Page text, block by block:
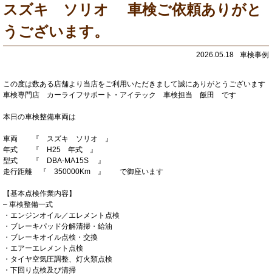
スズキ ソリオ 車検ご依頼ありがと
うございます。
2026.05.18 車検事例
この度は数ある店舗より当店をご利用いただきまして誠にありがとうございます
車検専門店 カーライフサポート・アイテック 車検担当 飯田 です
本日の車検整備車両は
車両 『 スズキ ソリオ 』
年式 『 H25 年式 』
型式 『 DBA-MA15S 』
走行距離 『 350000Km 』 で御座います
【基本点検作業内容】
– 車検整備一式
・エンジンオイル／エレメント点検
・ブレーキパッド分解清掃・給油
・ブレーキオイル点検・交換
・エアーエレメント点検
・タイヤ空気圧調整、灯火類点検
・下回り点検及び清掃